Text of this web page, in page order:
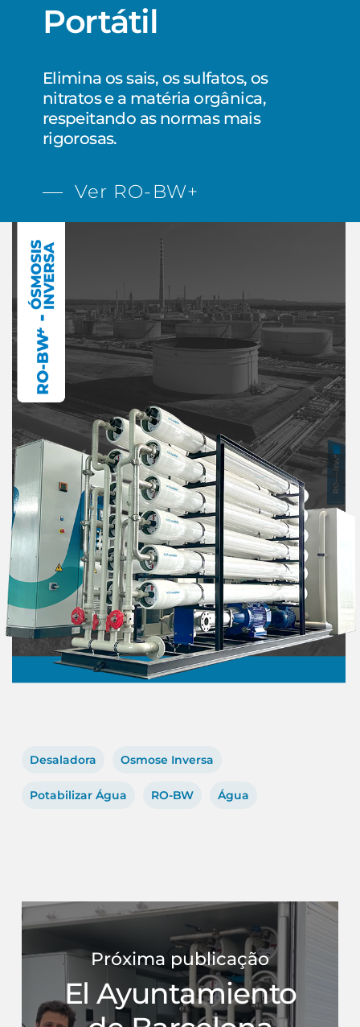
Portátil
Elimina os sais, os sulfatos, os
nitratos e a matéria orgânica,
respeitando as normas mais
rigorosas.
Ver RO-BW+
Desaladora Osmose Inversa
Potabilizar Água RO-BW Água
Próxima publicação
El Ayuntamiento